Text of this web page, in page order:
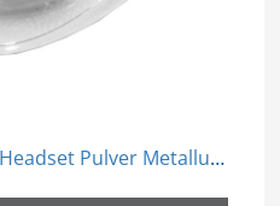
TWS Bluetooth Headset Pulver Metallurgie Heterogene Struktur Teile